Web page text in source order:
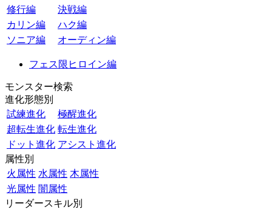
修行編
決戦編
カリン編
ハク編
ソニア編
オーディン編
フェス限ヒロイン編
モンスター検索
進化形態別
試練進化
極醒進化
超転生進化 転生進化
ドット進化 アシスト進化
属性別
火属性 水属性 木属性
光属性 闇属性
リーダースキル別